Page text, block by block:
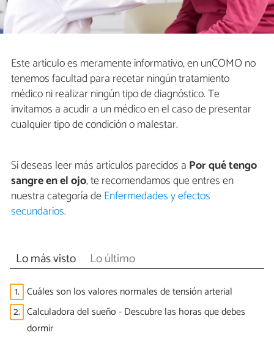
Este artículo es meramente informativo, en unCOMO no
tenemos facultad para recetar ningún tratamiento
médico ni realizar ningún tipo de diagnóstico. Te
invitamos a acudir a un médico en el caso de presentar
cualquier tipo de condición o malestar.
Si deseas leer más artículos parecidos a Por qué tengo
sangre en el ojo, te recomendamos que entres en
nuestra categoría deEnfermedades y efectos
secundarios.
Lo más visto Lo último
1. Cuáles son los valores normales de tensión arterial
2. Calculadora del sueño - Descubre las horas que debes
dormir